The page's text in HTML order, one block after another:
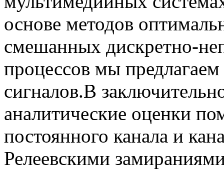
основе методов
смешанных дискретно-
процессов мы
сигналов.В
аналитические оценки
постоянного канала и
Релеевскими